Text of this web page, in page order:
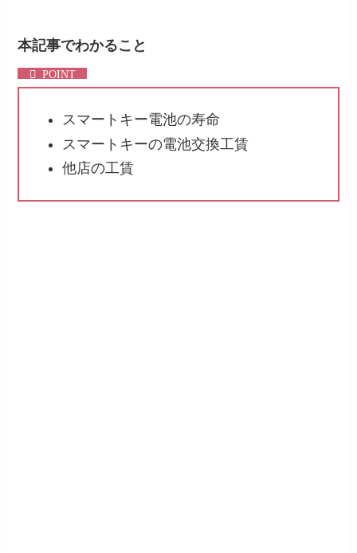
本記事でわかること
スマートキー電池の寿命
スマートキーの電池交換工賃
他店の工賃